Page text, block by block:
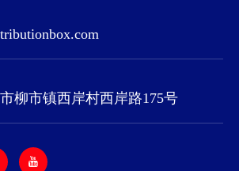
柳市镇西岸村西岸路175号